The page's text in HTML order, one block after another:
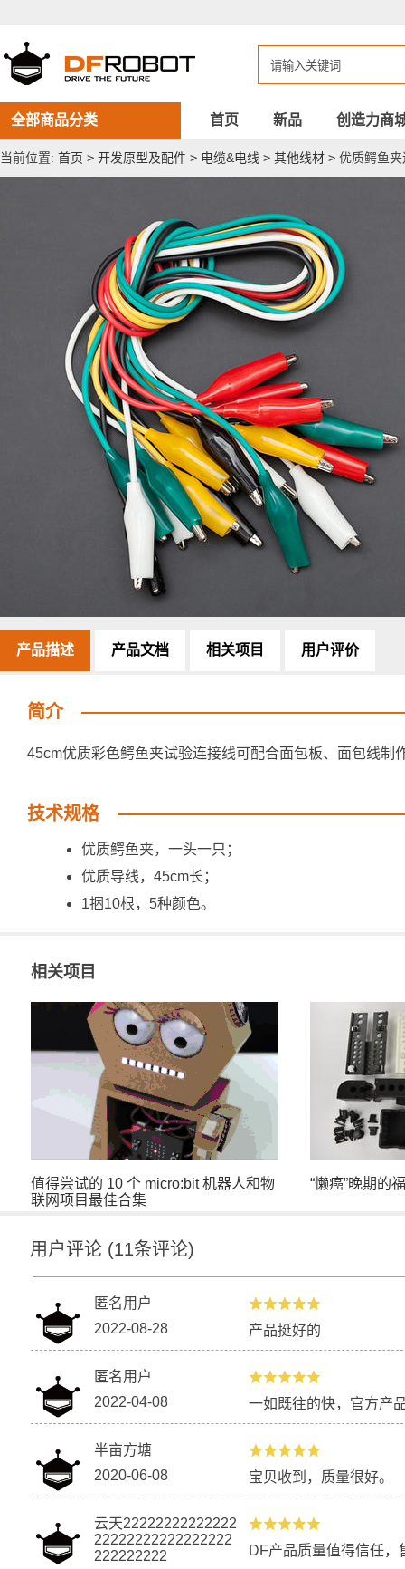
鱼
夹
连
接
线
全部商品分类 首页 新品 创造力商
当前位置: 首页 > 开发原型及配件 > 电缆&电线 > 其他线材 > 优质鳄鱼
产品描述 产品文档 相关项目 用户评价
简介
45cm优质彩色鳄鱼夹试验连接线可配合面包板、面包线
技术规格
优质鳄鱼夹，一头一只；
优质导线，45cm长；
1捆10根，5种颜色。
相关项目
值得尝试的 10 个 micro:bit 机器人和物
联网项目最佳合集
“懒癌”晚期
用户评论 (11条评论)
匿名用户
2022-08-28
产品挺好的
匿名用户
2022-04-08
一如既往的快，官方产
半亩方塘
2020-06-08
宝贝收到，质量很好。
云天22222222222222
22222222222222222
222222222
DF产品质量值得信任，